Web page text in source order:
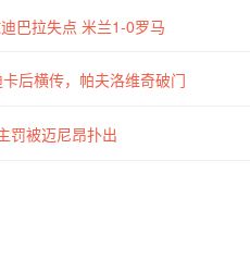
巴拉失点 米兰1-0罗马
后横传，帕夫洛维奇破门
罚被迈尼昂扑出